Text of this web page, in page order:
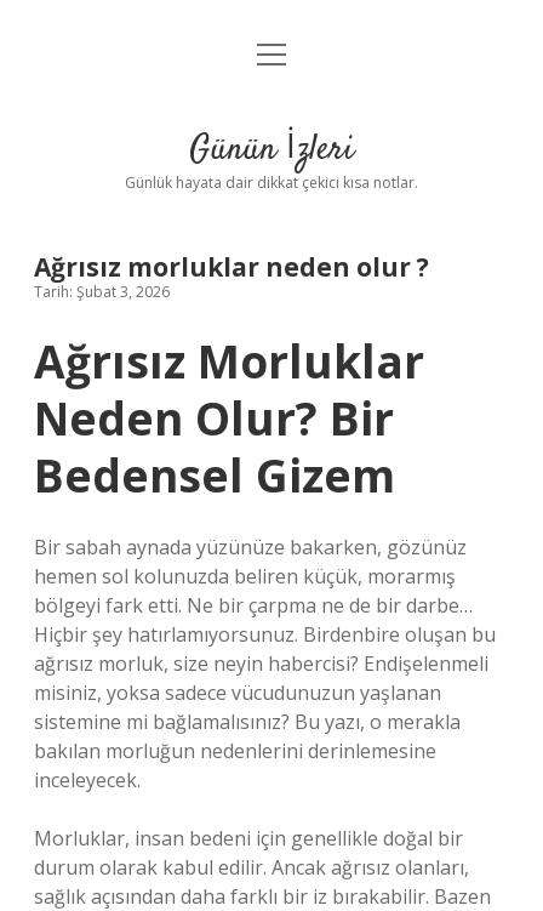
Anasayfa
Yasal Uyarı
menüyü
Günün İzleri
Günlük hayata dair dikkat çekici kısa notlar.
Ağrısız morluklar neden olur ?
Tarih: Şubat 3, 2026
Ağrısız Morluklar
Neden Olur? Bir
Bedensel Gizem
Bir sabah aynada yüzünüze bakarken, gözünüz
hemen sol kolunuzda beliren küçük, morarmış
bölgeyi fark etti. Ne bir çarpma ne de bir darbe…
Hiçbir şey hatırlamıyorsunuz. Birdenbire oluşan bu
ağrısız morluk, size neyin habercisi? Endişelenmeli
misiniz, yoksa sadece vücudunuzun yaşlanan
sistemine mi bağlamalısınız? Bu yazı, o merakla
bakılan morluğun nedenlerini derinlemesine
inceleyecek.
Morluklar, insan bedeni için genellikle doğal bir
durum olarak kabul edilir. Ancak ağrısız olanları,
sağlık açısından daha farklı bir iz bırakabilir. Bazen